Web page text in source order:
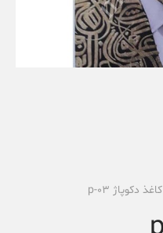
کاغذ دکوپاژ p-03